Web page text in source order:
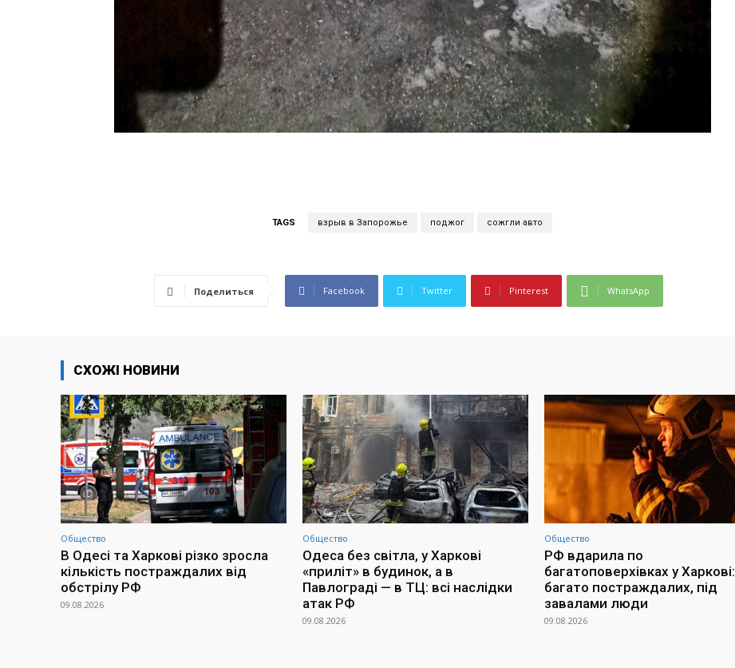
TAGS взрыв в Запорожье поджог сожгли авто
Поделиться Facebook Twitter Pinterest WhatsApp
СХОЖІ НОВИНИ
Общество
В Одесі та Харкові різко зросла
кількість постраждалих від
обстрілу РФ
09.08.2026
Общество
Одеса без світла, у Харкові
«приліт» в будинок, а в
Павлограді — в ТЦ: всі наслідки
атак РФ
09.08.2026
Общество
РФ вдарила по
багатоповерхівках у Харкові:
багато постраждалих, під
завалами люди
09.08.2026